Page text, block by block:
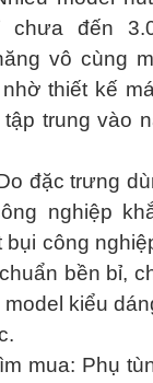
đến
vô cùng
thiết kế
trung vào
đặc trưng
nghiệp
bụi công
bền bỉ,
kiểu
mua: Phụ